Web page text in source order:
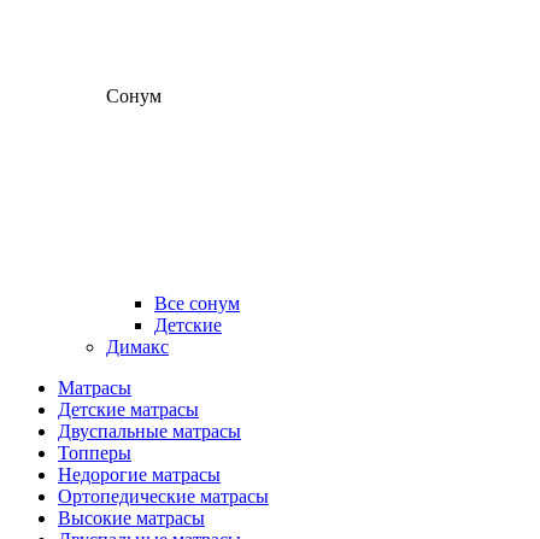
Сонум
Все сонум
Детские
Димакс
Матрасы
Детские матрасы
Двуспальные матрасы
Топперы
Недорогие матрасы
Ортопедические матрасы
Высокие матрасы